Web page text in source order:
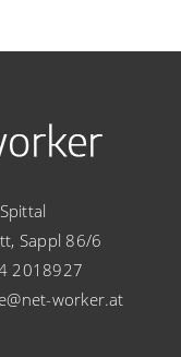
Sappl 86/6
2018927
worker.at